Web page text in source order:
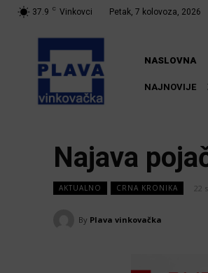
37.9 C Vinkovci Petak, 7 kolovoza, 2026
NASLOVNA
NAJNOVIJE
Najava
AKTUALNO CRNA KRONIKA 22
By Plava vinkovačka